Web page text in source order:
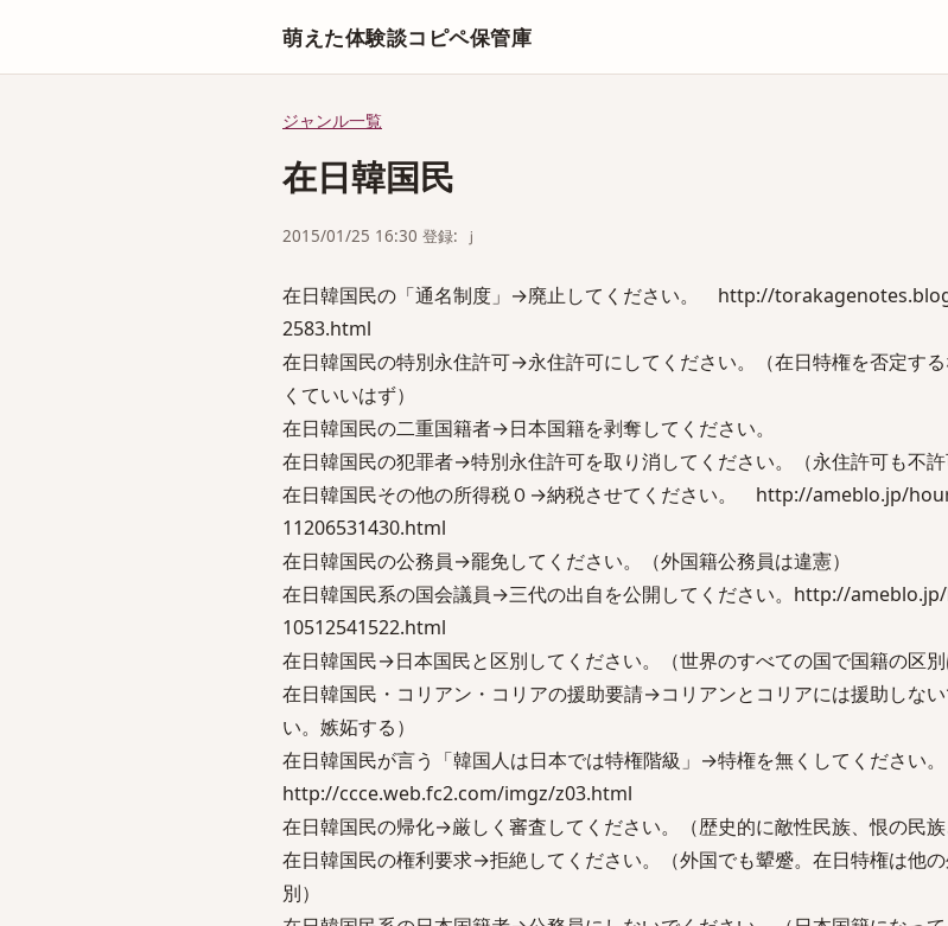
萌えた体験談コピペ保管庫
ジャンル一覧
在日韓国民
2015/01/25 16:30 登録: ｊ
在日韓国民の「通名制度」→廃止してください。 http://
2583.html
在日韓国民の特別永住許可→永住許可にしてください。（在日特権を否定す
くていいはず）
在日韓国民の二重国籍者→日本国籍を剥奪してください。
在日韓国民の犯罪者→特別永住許可を取り消してください。（永住許可も不許
在日韓国民その他の所得税０→納税させてください。 http://ameblo.jp/
11206531430.html
在日韓国民の公務員→罷免してください。（外国籍公務員は違憲）
在日韓国民系の国会議員→三代の出自を公開してください。http://
10512541522.html
在日韓国民→日本国民と区別してください。（世界のすべての国で国籍の区別
在日韓国民・コリアン・コリアの援助要請→コリアンとコリアには援助しな
い。嫉妬する）
在日韓国民が言う「韓国人は日本では特権階級」→特権を無くしてください。
http://ccce.web.fc2.com/imgz/z03.html
在日韓国民の帰化→厳しく審査してください。（歴史的に敵性民族、恨の民族
在日韓国民の権利要求→拒絶してください。（外国でも顰蹙。在日特権は他
別）